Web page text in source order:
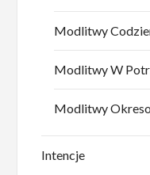
Modlitwy
Modlitwy W
Modlitwy
Intencje